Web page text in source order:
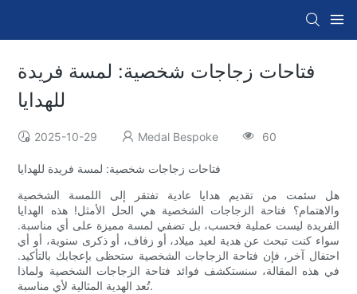
فتاحات زجاجات شخصية: لمسة فريدة
للهدايا
2025-10-29 Medal Bespoke 60
فتاحات زجاجات شخصية: لمسة فريدة للهدايا
هل سئمت من تقديم هدايا عادية تفتقر إلى اللمسة الشخصية
والاهتمام؟ فتاحة الزجاجات الشخصية هي الحل الأمثل! هذه الهدايا
الفريدة ليست عملية فحسب، بل تضفي لمسة مميزة على أي مناسبة.
سواء كنت تبحث عن هدية لعيد ميلاد، أو زفاف، أو ذكرى سنوية، أو أي
احتفال آخر، فإن فتاحة الزجاجات الشخصية ستحظى بإعجابك بالتأكيد.
في هذه المقالة، سنستكشف فوائد فتاحة الزجاجات الشخصية ولماذا
تُعد الهدية المثالية لأي مناسبة.